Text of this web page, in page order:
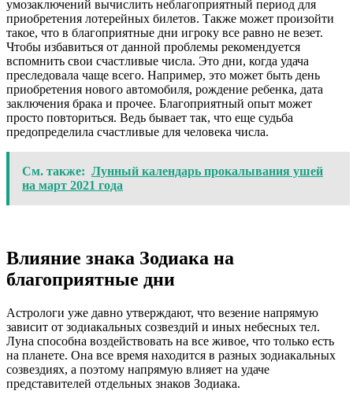
умозаключений вычислить неблагоприятный период для
приобретения лотерейных билетов. Также может произойти
такое, что в благоприятные дни игроку все равно не везет.
Чтобы избавиться от данной проблемы рекомендуется
вспомнить свои счастливые числа. Это дни, когда удача
преследовала чаще всего. Например, это может быть день
приобретения нового автомобиля, рождение ребенка, дата
заключения брака и прочее. Благоприятный опыт может
просто повториться. Ведь бывает так, что еще судьба
предопределила счастливые для человека числа.
См. также: Лунный календарь прокалывания ушей
на март 2021 года
Влияние знака Зодиака на
благоприятные дни
Астрологи уже давно утверждают, что везение напрямую
зависит от зодиакальных созвездий и иных небесных тел.
Луна способна воздействовать на все живое, что только есть
на планете. Она все время находится в разных зодиакальных
созвездиях, а поэтому напрямую влияет на удаче
представителей отдельных знаков Зодиака.